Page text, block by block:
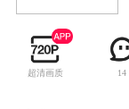
超清画质 14